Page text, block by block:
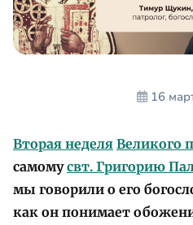
16
Вторая неделя Великого
самомусвт. Григорию
мы говорили о его
как он понимает